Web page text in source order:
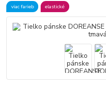
viac farieb elastické